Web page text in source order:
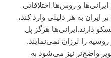
و روس‌ها اختلافاتی
ایران به هر دلیلی وارد کند،
دارند.ایرانی‌ها هرگز پل
را لرزان نمی‌نمایند.
واضح‌تر نیز می‌شود به